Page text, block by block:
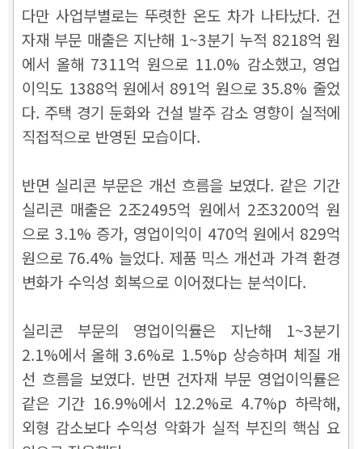
다만 사업부별로는 뚜렷한 온도 차가 나타났다. 건
자재 부문 매출은 지난해 1~3분기 누적 8218억 원
에서 올해 7311억 원으로 11.0% 감소했고, 영업
이익도 1388억 원에서 891억 원으로 35.8% 줄었
다. 주택 경기 둔화와 건설 발주 감소 영향이 실적에
직접적으로 반영된 모습이다.
반면 실리콘 부문은 개선 흐름을 보였다. 같은 기간
실리콘 매출은 2조2495억 원에서 2조3200억 원
으로 3.1% 증가, 영업이익이 470억 원에서 829억
원으로 76.4% 늘었다. 제품 믹스 개선과 가격 환경
변화가 수익성 회복으로 이어졌다는 분석이다.
실리콘 부문의 영업이익률은 지난해 1~3분기
2.1%에서 올해 3.6%로 1.5%p 상승하며 체질 개
선 흐름을 보였다. 반면 건자재 부문 영업이익률은
같은 기간 16.9%에서 12.2%로 4.7%p 하락해,
외형 감소보다 수익성 악화가 실적 부진의 핵심 요